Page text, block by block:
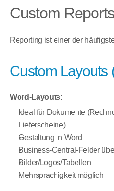
Custom
Reporting ist einer der
Custom Layouts
Word-Layouts:
Ideal für Dokumente
Lieferscheine)
Gestaltung in Word
Business-Central-Felder
Bilder/Logos/Tabellen
Mehrsprachigkeit möglich